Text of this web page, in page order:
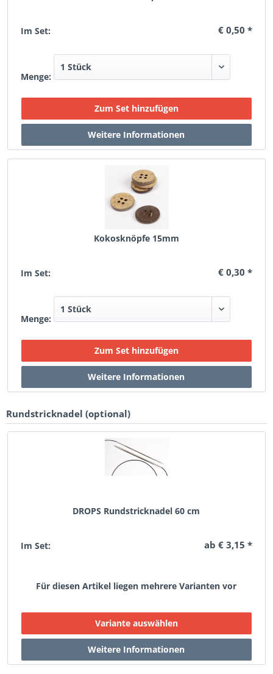
Im Set: € 0,50 *
Menge:
Kokosknöpfe 15mm
Im Set: € 0,30 *
Menge:
Rundstricknadel (optional)
DROPS Rundstricknadel 60 cm
Im Set: ab € 3,15 *
Für diesen Artikel liegen mehrere Varianten vor